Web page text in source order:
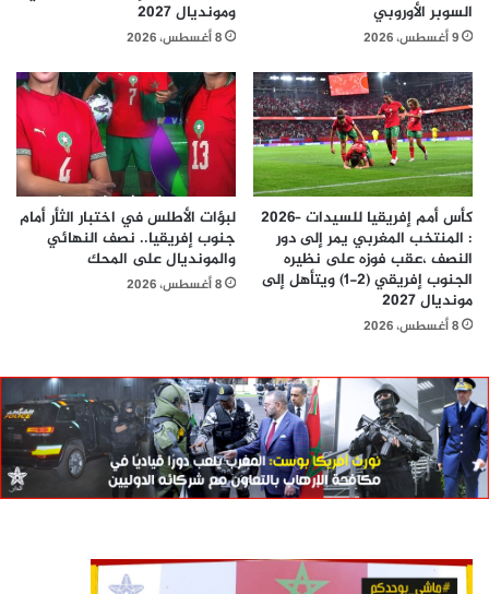
السوبر الأوروبي
9 أغسطس، 2026
ومونديال 2027
8 أغسطس، 2026
كأس أمم إفريقيا للسيدات –2026
: المنتخب المغربي يمر إلى دور
النصف ،عقب فوزه على نظيره
الجنوب إفريقي (2-1) ويتأهل إلى
مونديال 2027
8 أغسطس، 2026
لبؤات الأطلس في اختبار الثأر أمام
جنوب إفريقيا.. نصف النهائي
والمونديال على المحك
8 أغسطس، 2026